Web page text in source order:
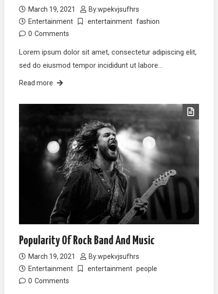
March 19, 2021 By:wpekvjsufhrs
Entertainment
entertainment fashion
0 Comments
Lorem ipsum dolor sit amet, consectetur adipiscing elit,
sed do eiusmod tempor incididunt ut labore…
Read more
Popularity Of Rock Band And Music
March 19, 2021 By:wpekvjsufhrs
Entertainment
entertainment people
0 Comments